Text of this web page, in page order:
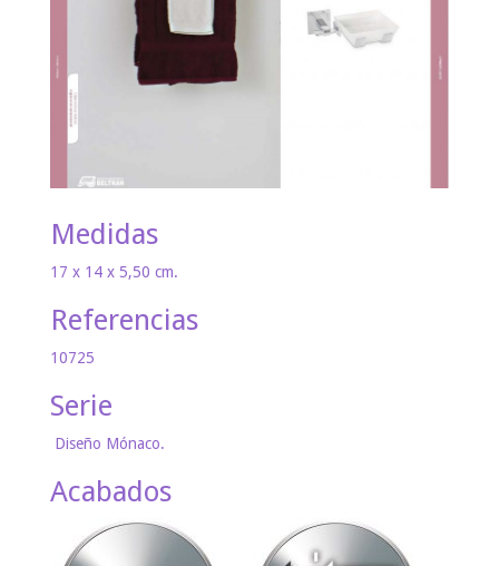
Medidas
17 x 14 x 5,50 cm.
Referencias
10725
Serie
Diseño Mónaco.
Acabados